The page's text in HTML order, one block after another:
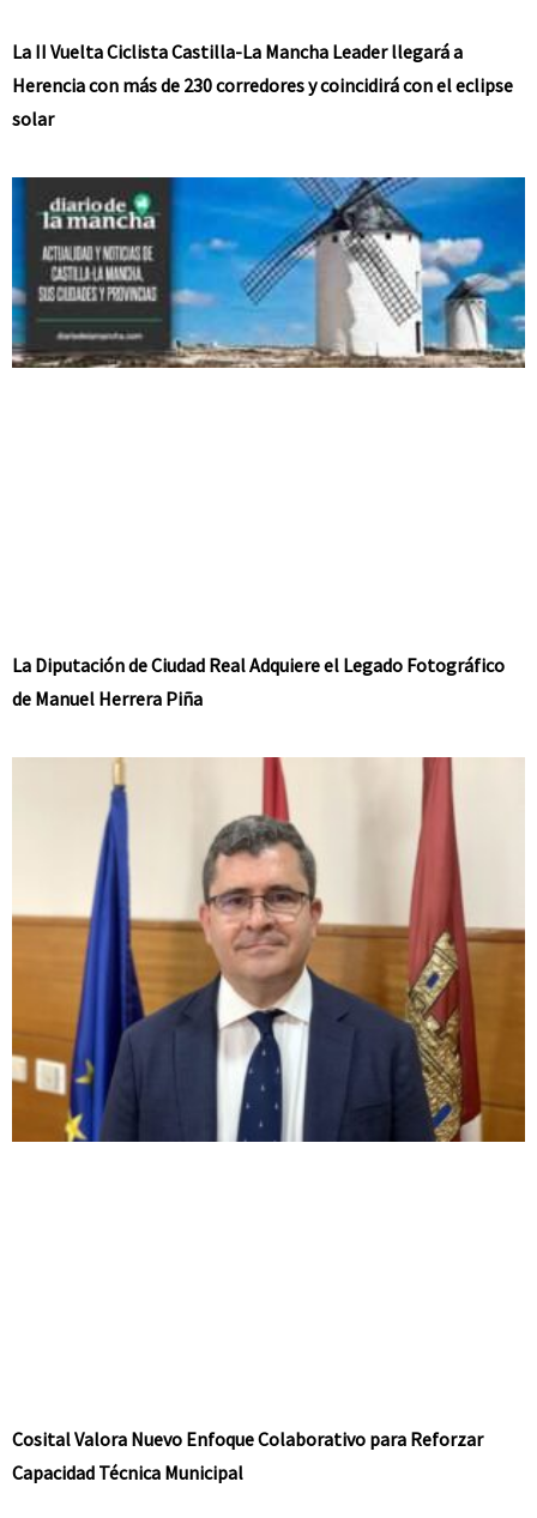
La II Vuelta Ciclista Castilla-La Mancha Leader llegará a
Herencia con más de 230 corredores y coincidirá con el eclipse
solar
La Diputación de Ciudad Real Adquiere el Legado Fotográfico
de Manuel Herrera Piña
Cosital Valora Nuevo Enfoque Colaborativo para Reforzar
Capacidad Técnica Municipal